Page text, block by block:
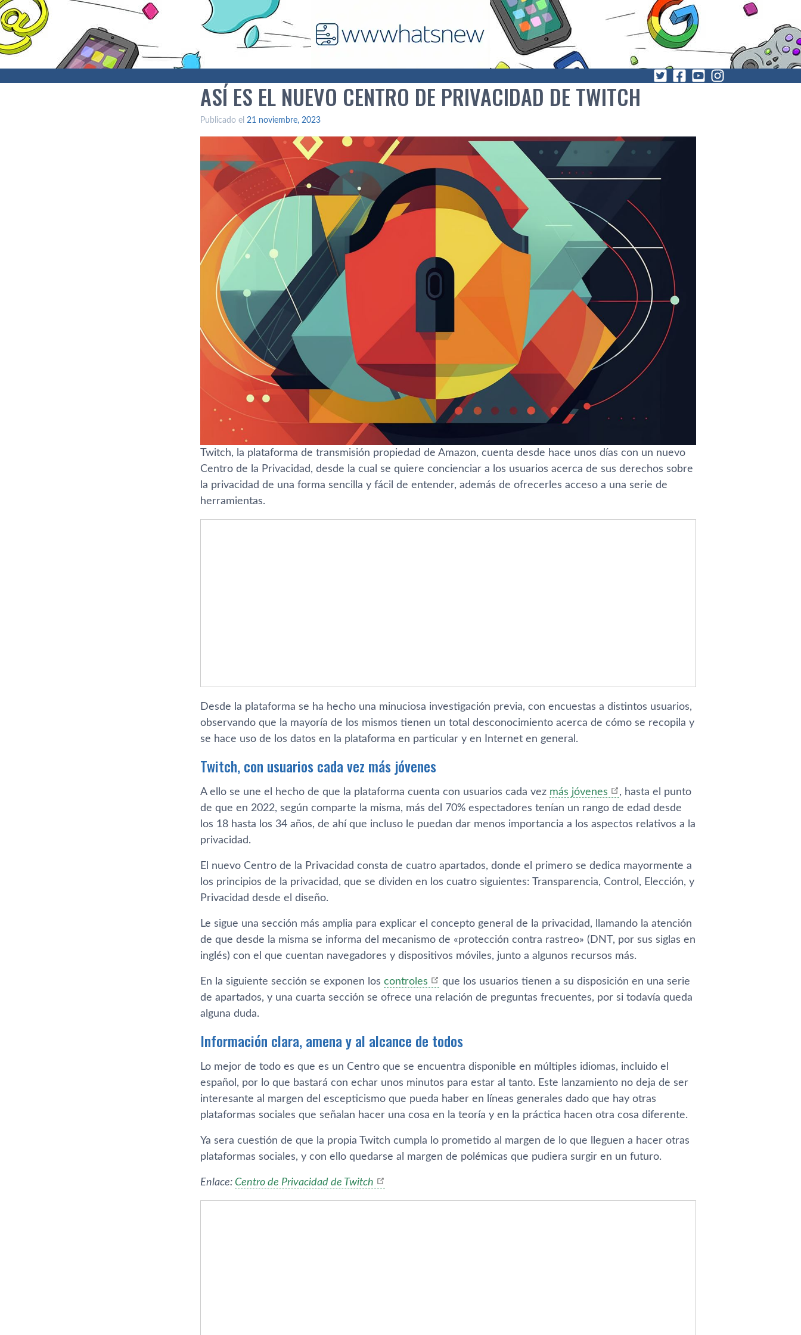
ASÍ ES EL NUEVO CENTRO DE PRIVACIDAD DE TWITCH
Publicado el 21 noviembre, 2023
Twitch, la plataforma de transmisión propiedad de Amazon, cuenta desde hace unos días con un nuevo
Centro de la Privacidad, desde la cual se quiere concienciar a los usuarios acerca de sus derechos sobre
la privacidad de una forma sencilla y fácil de entender, además de ofrecerles acceso a una serie de
herramientas.
Desde la plataforma se ha hecho una minuciosa investigación previa, con encuestas a distintos usuarios,
observando que la mayoría de los mismos tienen un total desconocimiento acerca de cómo se recopila y
se hace uso de los datos en la plataforma en particular y en Internet en general.
Twitch, con usuarios cada vez más jóvenes
A ello se une el hecho de que la plataforma cuenta con usuarios cada vez más jóvenes
, hasta el punto
de que en 2022, según comparte la misma, más del 70% espectadores tenían un rango de edad desde
los 18 hasta los 34 años, de ahí que incluso le puedan dar menos importancia a los aspectos relativos a la
privacidad.
El nuevo Centro de la Privacidad consta de cuatro apartados, donde el primero se dedica mayormente a
los principios de la privacidad, que se dividen en los cuatro siguientes: Transparencia, Control, Elección, y
Privacidad desde el diseño.
Le sigue una sección más amplia para explicar el concepto general de la privacidad, llamando la atención
de que desde la misma se informa del mecanismo de «protección contra rastreo» (DNT, por sus siglas en
inglés) con el que cuentan navegadores y dispositivos móviles, junto a algunos recursos más.
En la siguiente sección se exponen los controles
que los usuarios tienen a su disposición en una serie
de apartados, y una cuarta sección se ofrece una relación de preguntas frecuentes, por si todavía queda
alguna duda.
Información clara, amena y al alcance de todos
Lo mejor de todo es que es un Centro que se encuentra disponible en múltiples idiomas, incluido el
español, por lo que bastará con echar unos minutos para estar al tanto. Este lanzamiento no deja de ser
interesante al margen del escepticismo que pueda haber en líneas generales dado que hay otras
plataformas sociales que señalan hacer una cosa en la teoría y en la práctica hacen otra cosa diferente.
Ya sera cuestión de que la propia Twitch cumpla lo prometido al margen de lo que lleguen a hacer otras
plataformas sociales, y con ello quedarse al margen de polémicas que pudiera surgir en un futuro.
Enlace: Centro de Privacidad de Twitch